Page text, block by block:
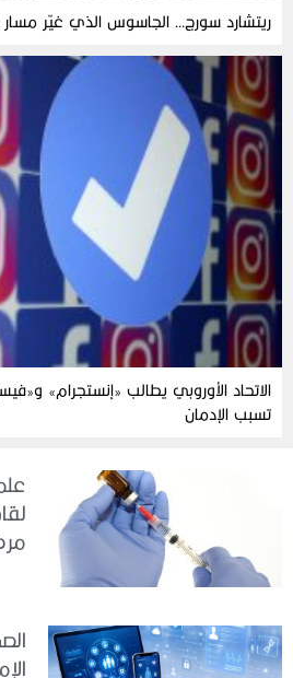
ريتشارد سورج… الجاسوس الذي غيّر مسار
الاتحاد الأوروبي يطالب «إنستجرام»
تسبب الإدمان